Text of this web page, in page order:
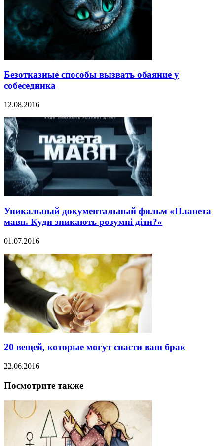
Безотказные способы вызвать обаяние у
собеседника
12.08.2016
Уникальный документальный фильм «Планета
мавп. Куди зникають розумні діти?»
01.07.2016
20 вещей, которые могут спасти ваш брак
22.06.2016
Посмотрите также